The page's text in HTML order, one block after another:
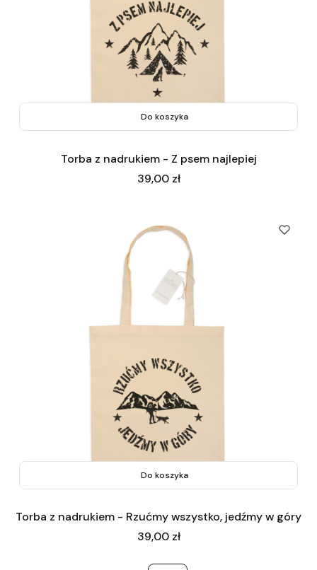
Do koszyka
Torba z nadrukiem - Z psem najlepiej
Cena
39,00 zł
Do koszyka
Torba z nadrukiem - Rzućmy wszystko, jedźmy w góry
Cena
39,00 zł